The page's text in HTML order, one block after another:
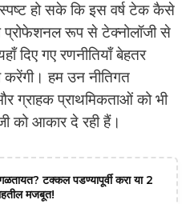
स्पष्ट हो सके कि इस वर्ष टेक कैसे
प्रोफेशनल रूप से टेक्नोलॉजी से
दिए गए रणनीतियाँ बेहतर
हम उन नीतिगत
ग्राहक प्राथमिकताओं को भी
को आकार दे रही हैं।
टक्कल पडण्यापूर्वी करा या 2
मजबूत!